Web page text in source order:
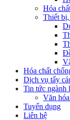
Hóa
Thiết
Hóa chất
Dịch vụ tẩy
Tin tức ngành
Văn
Tuyển dụng
Liên hệ